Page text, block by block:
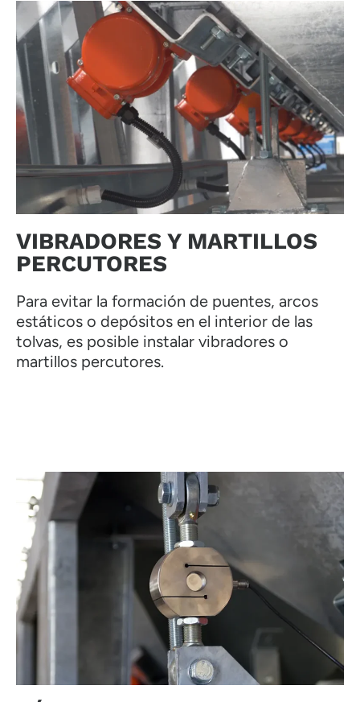
VIBRADORES Y MARTILLOS
PERCUTORES
Para evitar la formación de puentes, arcos
estáticos o depósitos en el interior de las
tolvas, es posible instalar vibradores o
martillos percutores.